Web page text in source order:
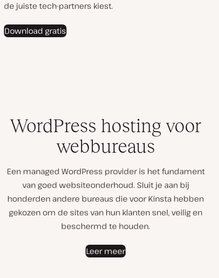
de juiste tech-partners kiest.
Download gratis
WordPress hosting voor
webbureaus
Een managed WordPress provider is het fundament
van goed websiteonderhoud. Sluit je aan bij
honderden andere bureaus die voor Kinsta hebben
gekozen om de sites van hun klanten snel, veilig en
beschermd te houden.
Leer meer